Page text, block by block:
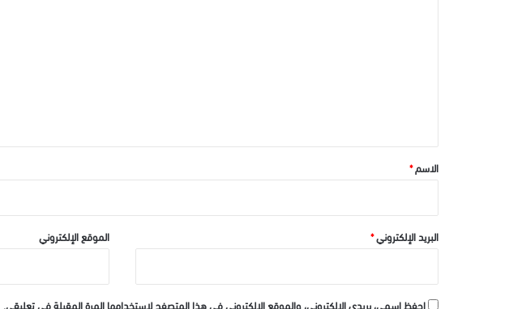
*الاسم*
البريد الإلكتروني* الموقع الإلكتروني
احفظ اسمي، بريدي الإلكتروني، والموقع الإلكتروني في هذا المتصفح لاستخدامها المرة المقبلة في تعليقي.